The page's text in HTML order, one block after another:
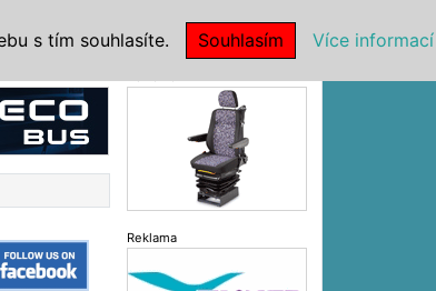
Reklama
s tím souhlasíte. Souhlasím Více informací